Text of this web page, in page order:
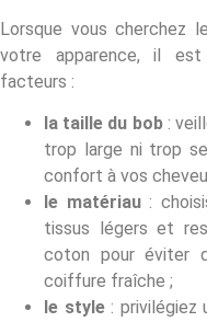
Lorsque vous cherchez
votre apparence, il est
facteurs :
la taille du bob:
trop large ni trop
confort à vos
le matériau:
tissus légers et
coton pour éviter
coiffure fraîche ;
le style: privilégiez